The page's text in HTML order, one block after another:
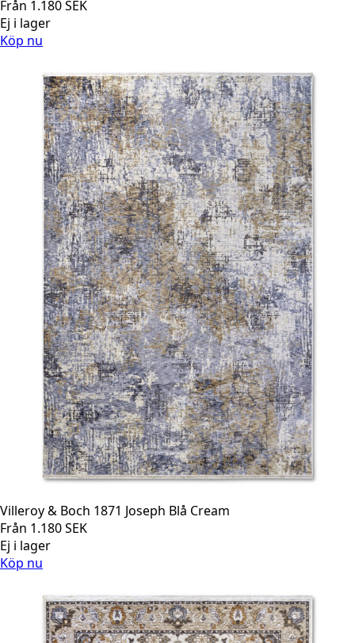
Från 1.180SEK
Ej i lager
Köp nu
Villeroy & Boch 1871 Joseph Blå Cream
Från 1.180SEK
Ej i lager
Köp nu